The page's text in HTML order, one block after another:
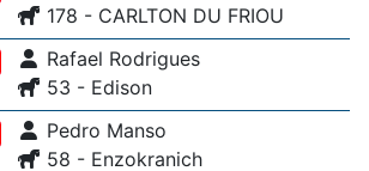
178 - CARLTON DU FRIOU
Rafael Rodrigues
53 - Edison
Pedro Manso
58 - Enzokranich